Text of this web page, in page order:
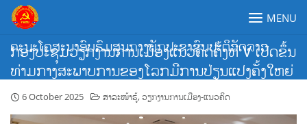
Skip
content
ຄະນະໂຄສະນາອົບຮົມສູນກາງພັກປະຊາຊົນປະຕິວັດລາວ
MENU
ກອງປະຊຸມວຽກງານການເມືອງແນວຄິດຄັ້ງທີ V ເປີດຂຶ້ນ
ທ່າມກາງສະພາບການຂອງໂລກມີການປ່ຽນແປງຄັ້ງໃຫຍ່
6 October 2025 ສາລະໜ້າຮູ້,ວຽກງານການເມືອງ-ແນວຄິດ